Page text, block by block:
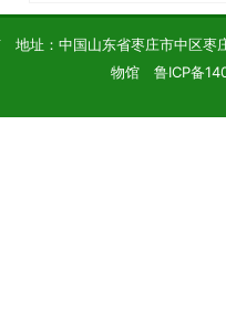
地址：中国山东省枣庄市中区
物馆 鲁ICP备